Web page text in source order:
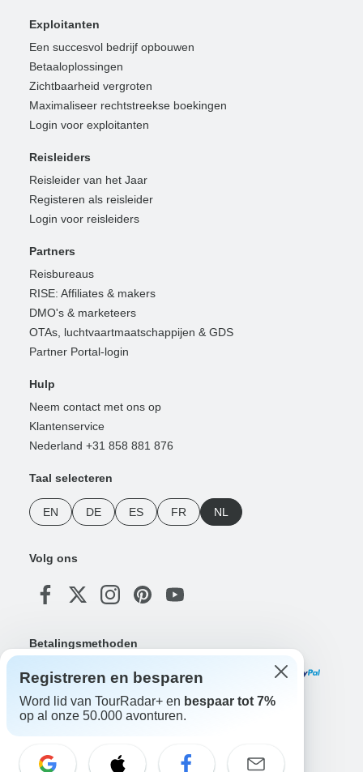
Exploitanten
Een succesvol bedrijf opbouwen
Betaaloplossingen
Zichtbaarheid vergroten
Maximaliseer rechtstreekse boekingen
Login voor exploitanten
Reisleiders
Reisleider van het Jaar
Registeren als reisleider
Login voor reisleiders
Partners
Reisbureaus
RISE: Affiliates & makers
DMO's & marketeers
OTAs, luchtvaartmaatschappijen & GDS
Partner Portal-login
Hulp
Neem contact met ons op
Klantenservice
Nederland +31 858 881 876
Taal selecteren
EN DE ES FR NL
Volg ons
Betalingsmethoden
Registreren en besparen
Word lid van TourRadar+ en bespaar tot 7%
op al onze 50.000 avonturen.